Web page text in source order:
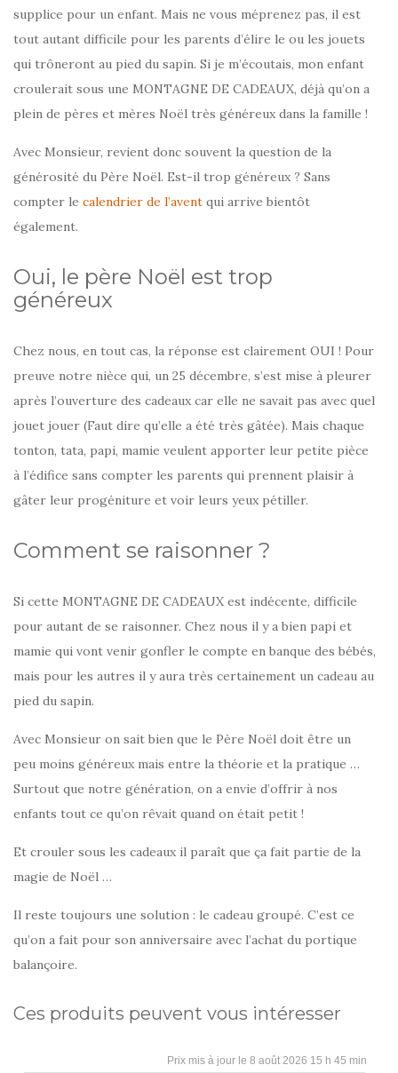
supplice pour un enfant. Mais ne vous méprenez pas, il est
tout autant difficile pour les parents d’élire le ou les jouets
qui trôneront au pied du sapin. Si je m’écoutais, mon enfant
croulerait sous une MONTAGNE DE CADEAUX, déjà qu’on a
plein de pères et mères Noël très généreux dans la famille !
Avec Monsieur, revient donc souvent la question de la
générosité du Père Noël. Est-il trop généreux ? Sans
compter le calendrier de l’avent qui arrive bientôt
également.
Oui, le père Noël est trop
généreux
Chez nous, en tout cas, la réponse est clairement OUI ! Pour
preuve notre nièce qui, un 25 décembre, s’est mise à pleurer
après l’ouverture des cadeaux car elle ne savait pas avec quel
jouet jouer (Faut dire qu’elle a été très gâtée). Mais chaque
tonton, tata, papi, mamie veulent apporter leur petite pièce
à l’édifice sans compter les parents qui prennent plaisir à
gâter leur progéniture et voir leurs yeux pétiller.
Comment se raisonner ?
Si cette MONTAGNE DE CADEAUX est indécente, difficile
pour autant de se raisonner. Chez nous il y a bien papi et
mamie qui vont venir gonfler le compte en banque des bébés,
mais pour les autres il y aura très certainement un cadeau au
pied du sapin.
Avec Monsieur on sait bien que le Père Noël doit être un
peu moins généreux mais entre la théorie et la pratique …
Surtout que notre génération, on a envie d’offrir à nos
enfants tout ce qu’on rêvait quand on était petit !
Et crouler sous les cadeaux il paraît que ça fait partie de la
magie de Noël …
Il reste toujours une solution : le cadeau groupé. C’est ce
qu’on a fait pour son anniversaire avec l’achat du portique
balançoire.
Ces produits peuvent vous intéresser
8 août 2026 15 h 45 min